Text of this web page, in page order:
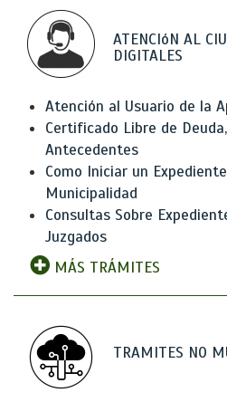
ATENCIóN AL
DIGITALES
Atención al Usuario de la
Certificado Libre de
Antecedentes
Como Iniciar un
Municipalidad
Consultas Sobre
Juzgados
MÁS TRÁMITES
TRAMITES NO